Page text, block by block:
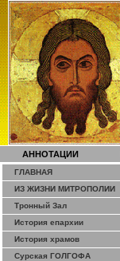
АННОТАЦИИ
ГЛАВНАЯ
ИЗ ЖИЗНИ МИТРОПОЛИИ
Тронный Зал
История епархии
История храмов
Сурская ГОЛГОФА